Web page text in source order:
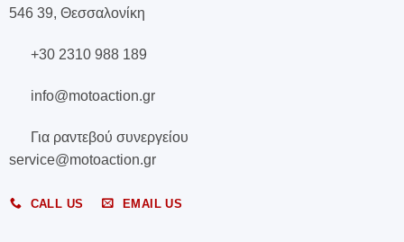
546 39, Θεσσαλονίκη
+30 2310 988 189
info@motoaction.gr
Για ραντεβού συνεργείου
service@motoaction.gr
CALL US EMAIL US